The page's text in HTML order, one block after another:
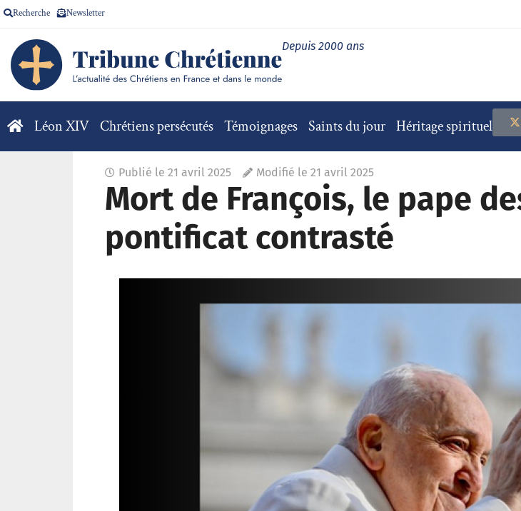
Recherche Newsletter
Depuis 2000 ans
Léon XIV Chrétiens persécutés Témoignages Saints du jour Héritage spirituel
Publié le 21 avril 2025 Modifié le 21 avril 2025
Mort de François, le pape
pontificat contrasté